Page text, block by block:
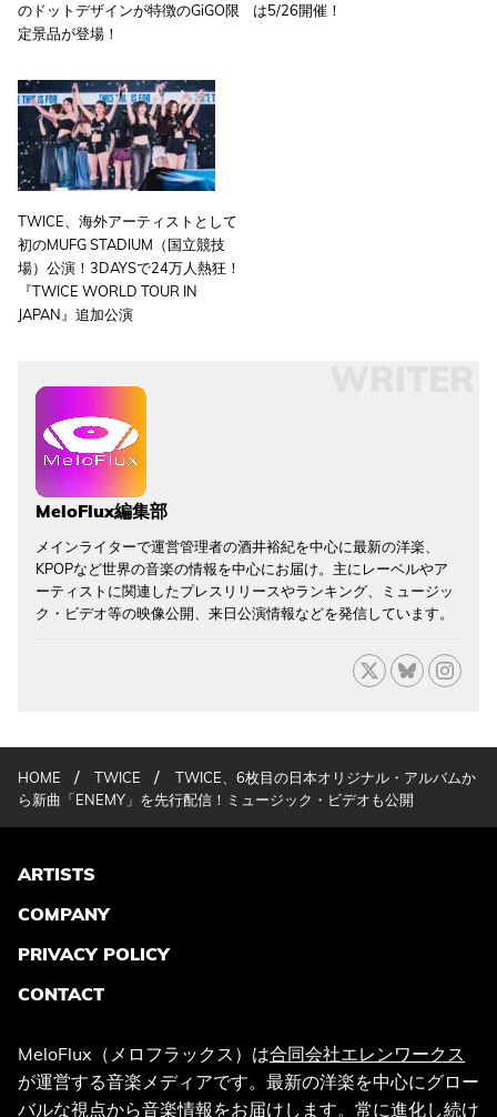
のドットデザインが特徴のGiGO限
定景品が登場！
は5/26開催！
TWICE、海外アーティストとして
初のMUFG STADIUM（国立競技
場）公演！3DAYSで24万人熱狂！
『TWICE WORLD TOUR IN
JAPAN』追加公演
MeloFlux編集部
メインライターで運営管理者の酒井裕紀を中心に最新の洋楽、
KPOPなど世界の音楽の情報を中心にお届け。主にレーベルやア
ーティストに関連したプレスリリースやランキング、ミュージッ
ク・ビデオ等の映像公開、来日公演情報などを発信しています。
HOME / TWICE /
TWICE、6枚目の日本オリジナル・アルバムか
ら新曲「ENEMY」を先行配信！ミュージック・ビデオも公開
ARTISTS
COMPANY
PRIVACY POLICY
CONTACT
MeloFlux（メロフラックス）は合同会社エレンワークス
が運営する音楽メディアです。最新の洋楽を中心にグロー
バルな視点から音楽情報をお届けします。常に進化し続け